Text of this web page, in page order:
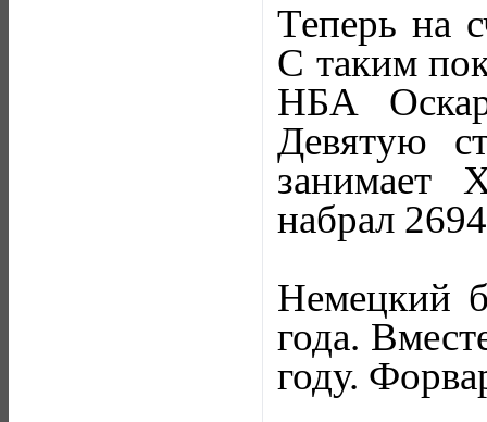
Теперь на
С таким
НБА
Девятую
занимает
набрал
Немецкий
года.
году.